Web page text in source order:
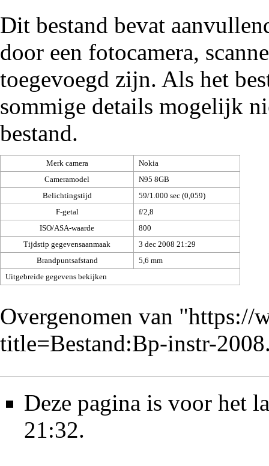
Dit bestand bevat
door een fotocamera,
toegevoegd zijn. Als het
sommige details mogelijk
bestand.
Merk camera
Nokia
Cameramodel
N95 8GB
Belichtingstijd
59/1.000 sec (0,059)
F-getal
f/2,8
ISO/ASA-waarde
800
Tijdstip gegevensaanmaak
3 dec 2008 21:29
Brandpuntsafstand
5,6 mm
Uitgebreide gegevens bekijken
Overgenomen van "https://
title=Bestand:Bp-instr-
Deze pagina is voor het
21:32.